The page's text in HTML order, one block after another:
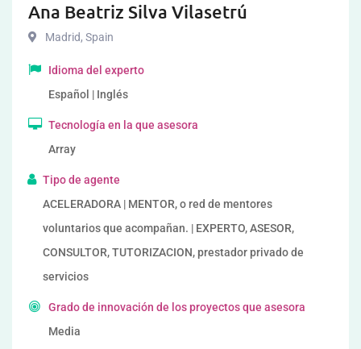
Ana Beatriz Silva Vilasetrú
Madrid, Spain
Idioma del experto
Español | Inglés
Tecnología en la que asesora
Array
Tipo de agente
ACELERADORA | MENTOR, o red de mentores
voluntarios que acompañan. | EXPERTO, ASESOR,
CONSULTOR, TUTORIZACION, prestador privado de
servicios
Grado de innovación de los proyectos que asesora
Media